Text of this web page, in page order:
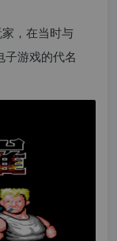
，在当时与
子游戏的代名